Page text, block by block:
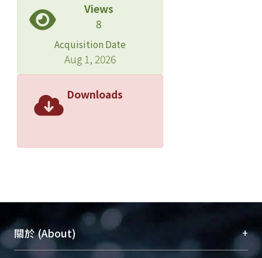
Views
8
Acquisition Date
Aug 1, 2026
Downloads
關於 (About) +